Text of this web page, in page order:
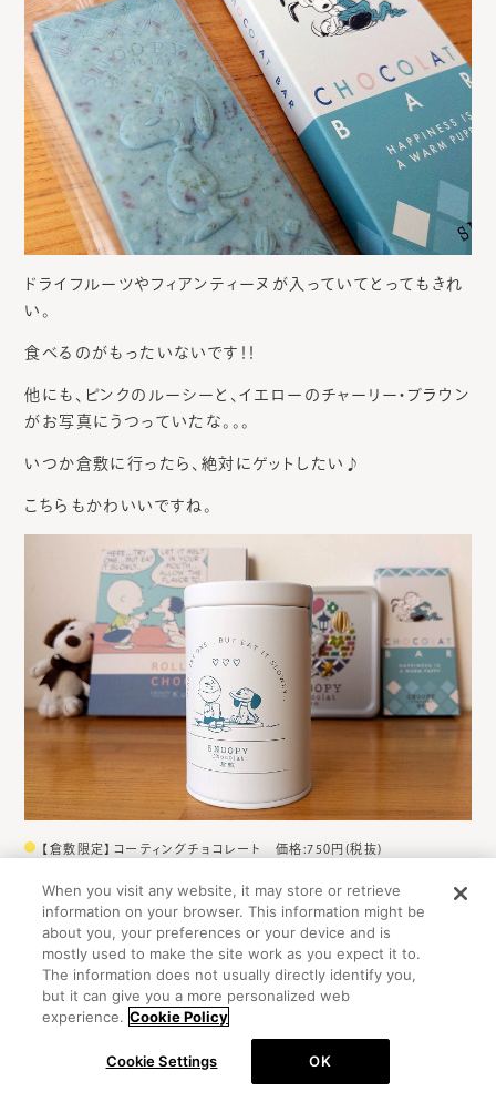
ドライフルーツやフィアンティーヌが入っていてとってもきれ
い。
食べるのがもったいないです！！
他にも、ピンクのルーシーと、イエローのチャーリー・ブラウン
がお写真にうつっていたな。。。
いつか倉敷に行ったら、絶対にゲットしたい♪
こちらもかわいいですね。
【倉敷限定】コーティングチョコレート 価格:750円(税抜)
スヌーピーの表情を見ているだけで幸せな気分になってしま
います！
When you visit any website, it may store or retrieve
information on your browser. This information might be
about you, your preferences or your device and is
mostly used to make the site work as you expect it to.
The information does not usually directly identify you,
but it can give you a more personalized web
experience. Cookie Policy
Cookie Settings OK